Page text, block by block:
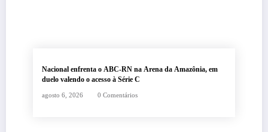
Nacional enfrenta o ABC-RN na Arena da Amazônia, em
duelo valendo o acesso à Série C
agosto 6, 2026 0 Comentários